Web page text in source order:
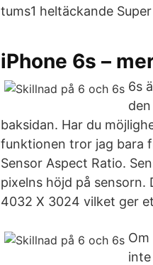
tums1 heltäckande
iPhone 6s –
6s
baksidan. Har du
funktionen tror jag bara
Sensor Aspect Ratio.
pixelns höjd på sensorn.
4032 X 3024 vilket ger